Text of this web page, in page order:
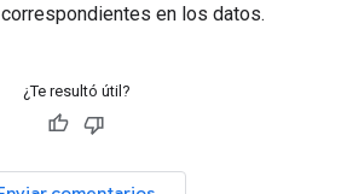
en los datos.
¿Te resultó útil?